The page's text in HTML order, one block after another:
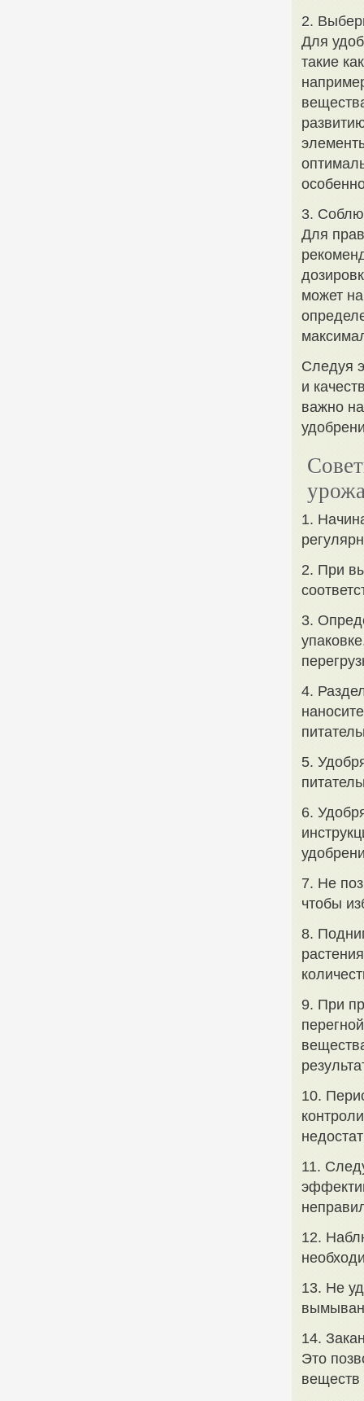
2.
Для
такие
3.
Для
может
Следуя
и
важно
1.
2. При
3.
4.
5.
6.
7. Не
чтобы
8.
9. При
10.
11.
12.
13. Не
14.
Это
веществ